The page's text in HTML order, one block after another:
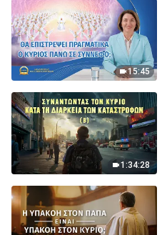
15:45
1:34:28